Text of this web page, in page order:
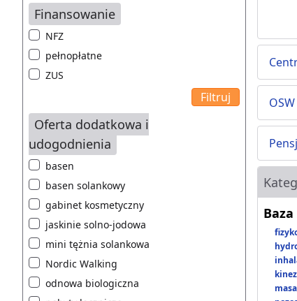
Finansowanie
NFZ
pełnopłatne
ZUS
Oferta dodatkowa i
udogodnienia
basen
basen solankowy
gabinet kosmetyczny
jaskinie solno-jodowa
mini tężnia solankowa
Nordic Walking
odnowa biologiczna